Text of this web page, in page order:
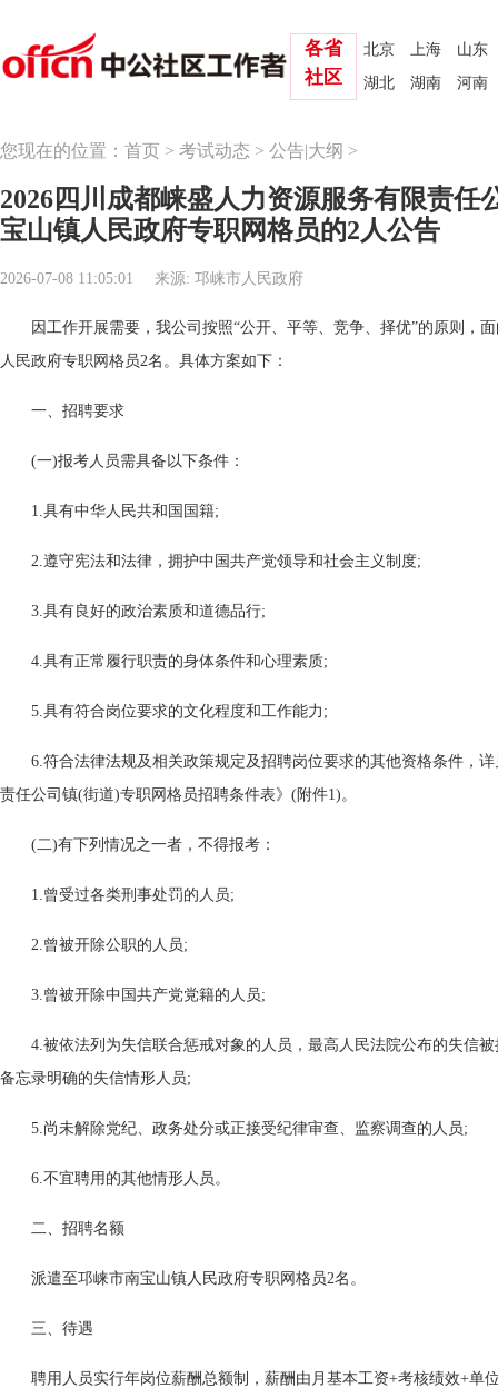
北京 上海
山东
湖北
湖南 河南
各省
社区
您现在的位置： 首页 > 考试动态 > 公告|大纲 >
2026四川成都崃盛人力资源服务有限责任
宝山镇人民政府专职网格员的2人公告
2026-07-08 11:05:01 来源: 邛崃市人民政府
因工作开展需要，我公司按照“公开、平等、竞争、择优”的原则，
人民政府专职网格员2名。具体方案如下：
一、招聘要求
(一)报考人员需具备以下条件：
1.具有中华人民共和国国籍;
2.遵守宪法和法律，拥护中国共产党领导和社会主义制度;
3.具有良好的政治素质和道德品行;
4.具有正常履行职责的身体条件和心理素质;
5.具有符合岗位要求的文化程度和工作能力;
6.符合法律法规及相关政策规定及招聘岗位要求的其他资格条件，
责任公司镇(街道)专职网格员招聘条件表》(附件1)。
(二)有下列情况之一者，不得报考：
1.曾受过各类刑事处罚的人员;
2.曾被开除公职的人员;
3.曾被开除中国共产党党籍的人员;
4.被依法列为失信联合惩戒对象的人员，最高人民法院公布的失信
备忘录明确的失信情形人员;
5.尚未解除党纪、政务处分或正接受纪律审查、监察调查的人员;
6.不宜聘用的其他情形人员。
二、招聘名额
派遣至邛崃市南宝山镇人民政府专职网格员2名。
三、待遇
聘用人员实行年岗位薪酬总额制，薪酬由月基本工资+考核绩效+单